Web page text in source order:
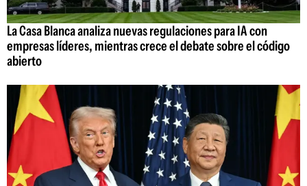
La Casa Blanca analiza nuevas regulaciones para IA con
empresas líderes, mientras crece el debate sobre el código
abierto